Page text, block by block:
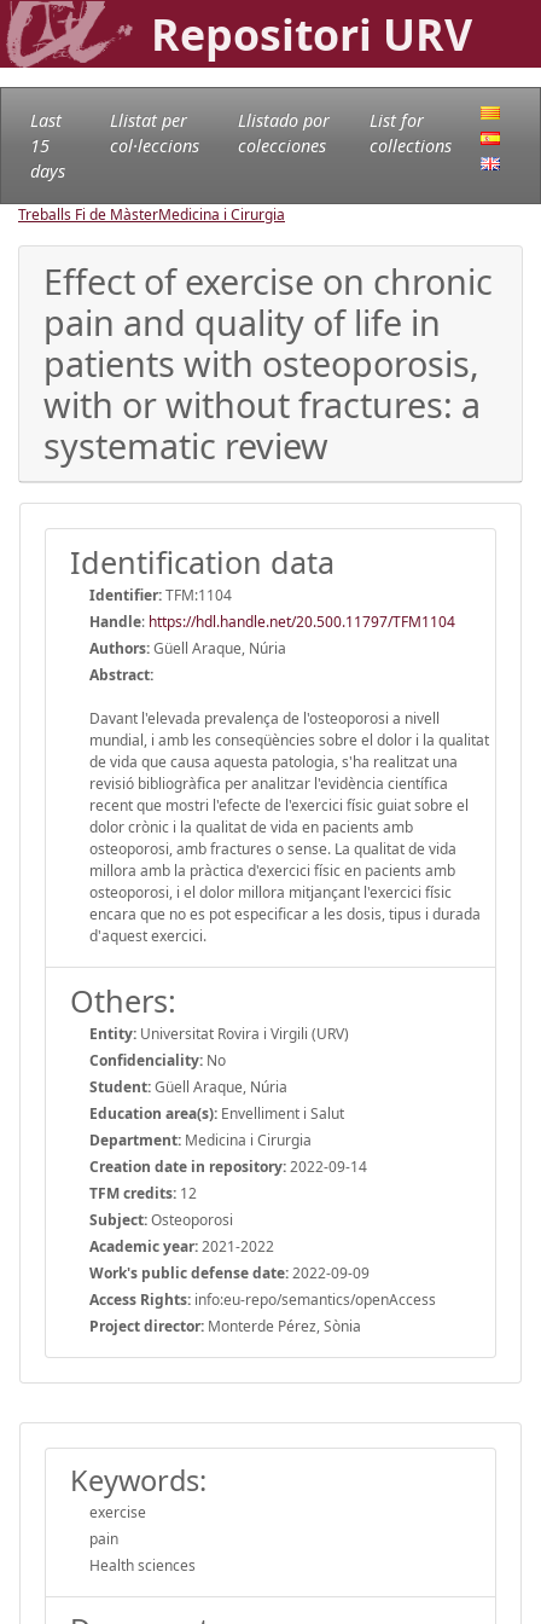
Repositori URV
Last
15
days
Llistat per
col·leccions
Llistado por
colecciones
List for
collections
Treballs Fi de MàsterMedicina i Cirurgia
Effect of exercise on chronic
pain and quality of life in
patients with osteoporosis,
with or without fractures: a
systematic review
Identification data
Identifier:TFM:1104
Handle: https://hdl.handle.net/20.500.11797/TFM1104
Authors:Güell Araque, Núria
Abstract:
Davant l'elevada prevalença de l'osteoporosi a nivell
mundial, i amb les conseqüències sobre el dolor i la qualitat
de vida que causa aquesta patologia, s'ha realitzat una
revisió bibliogràfica per analitzar l'evidència científica
recent que mostri l'efecte de l'exercici físic guiat sobre el
dolor crònic i la qualitat de vida en pacients amb
osteoporosi, amb fractures o sense. La qualitat de vida
millora amb la pràctica d'exercici físic en pacients amb
osteoporosi, i el dolor millora mitjançant l'exercici físic
encara que no es pot especificar a les dosis, tipus i durada
d'aquest exercici.
Others:
Entity: Universitat Rovira i Virgili (URV)
Confidenciality: No
Student:Güell Araque, Núria
Education area(s): Envelliment i Salut
Department: Medicina i Cirurgia
Creation date in repository:2022-09-14
TFM credits: 12
Subject:Osteoporosi
Academic year:2021-2022
Work's public defense date:2022-09-09
Access Rights: info:eu-repo/semantics/openAccess
Project director: Monterde Pérez, Sònia
Keywords:
exercise
pain
Health sciences